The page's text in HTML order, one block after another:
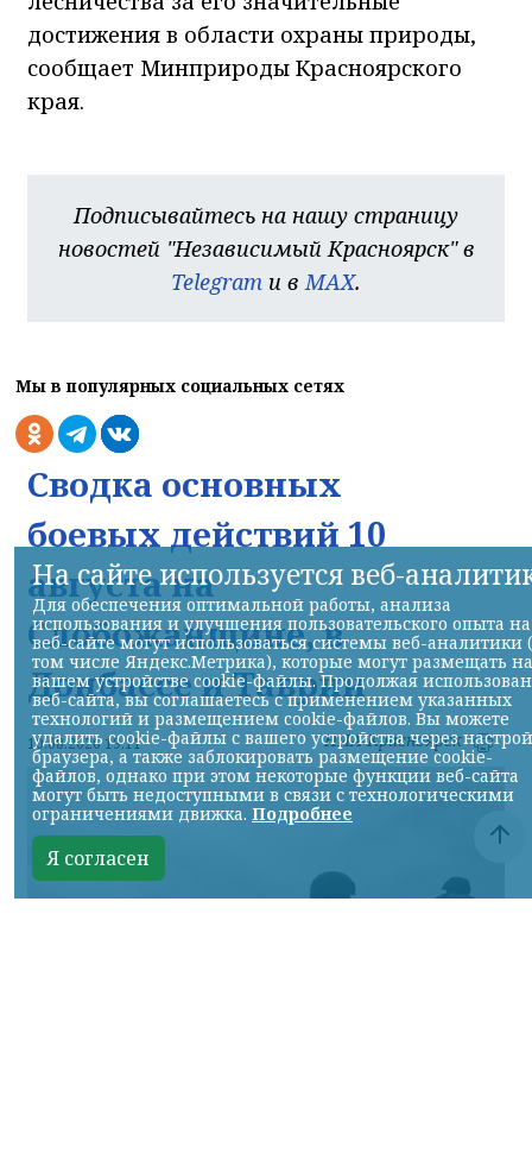
достижения в области охраны природы,
сообщает Минприроды Красноярского
края.
Подписывайтесь на нашу страницу
новостей "Независимый Красноярск" в
Telegram и вMAX.
Мы в популярных социальных сетях
Сводка основных
боевых действий 10
августа на
Слобожанщине, в
Донбассе и Таврии
10.08.2026 19:11 НИА-Красноярск
На сайте используется веб-
Для обеспечения оптимальной работы, анализа
использования и улучшения пользовательского опыта на
веб-сайте могут использоваться системы веб-аналитики
том числе Яндекс.Метрика), которые могут размещать на
вашем устройстве cookie-файлы. Продолжая
веб-сайта, вы соглашаетесь с применением указанных
технологий и размещением cookie-файлов. Вы можете
удалить cookie-файлы с вашего устройства через
браузера, а также заблокировать размещение cookie-
файлов, однако при этом некоторые функции веб-сайта
могут быть недоступными в связи с технологическими
ограничениями движка. Подробнее
Я согласен